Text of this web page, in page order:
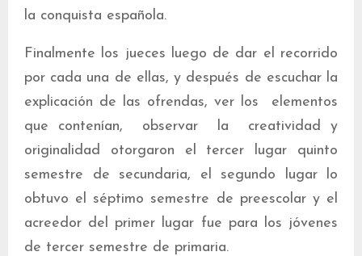
la conquista española.
Finalmente los jueces luego de dar el recorrido
por cada una de ellas, y después de escuchar la
explicación de las ofrendas, ver los elementos
que contenían, observar la creatividad y
originalidad otorgaron el tercer lugar quinto
semestre de secundaria, el segundo lugar lo
obtuvo el séptimo semestre de preescolar y el
acreedor del primer lugar fue para los jóvenes
de tercer semestre de primaria.